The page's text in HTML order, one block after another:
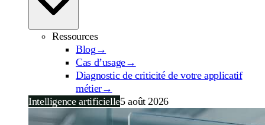
Ressources
Blog →
Cas d’usage→
Diagnostic de criticité de votre applicatif
métier→
Intelligence artificielle5 août 2026